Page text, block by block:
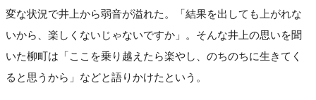
変な状況で井上から弱音が溢れた。「結果を出しても上がれな
いから、楽しくないじゃないですか」。そんな井上の思いを聞
いた柳町は「ここを乗り越えたら楽やし、のちのちに生きてく
ると思うから」などと語りかけたという。